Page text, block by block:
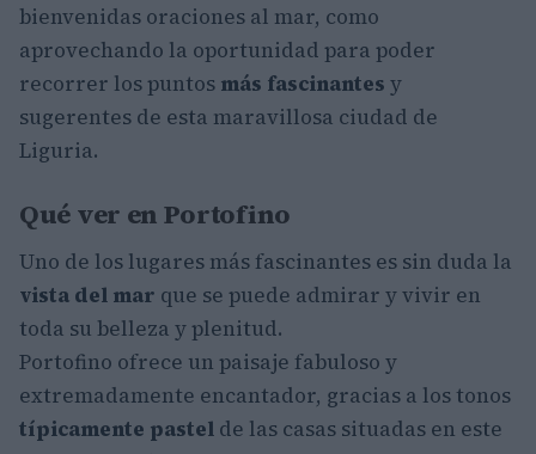
bienvenidas oraciones al mar, como
aprovechando la oportunidad para poder
recorrer los puntos más fascinantes y
sugerentes de esta maravillosa ciudad de
Liguria.
Qué ver en Portofino
Uno de los lugares más fascinantes es sin duda la
vista del mar que se puede admirar y vivir en
toda su belleza y plenitud.
Portofino ofrece un paisaje fabuloso y
extremadamente encantador, gracias a los tonos
típicamente pastel de las casas situadas en este